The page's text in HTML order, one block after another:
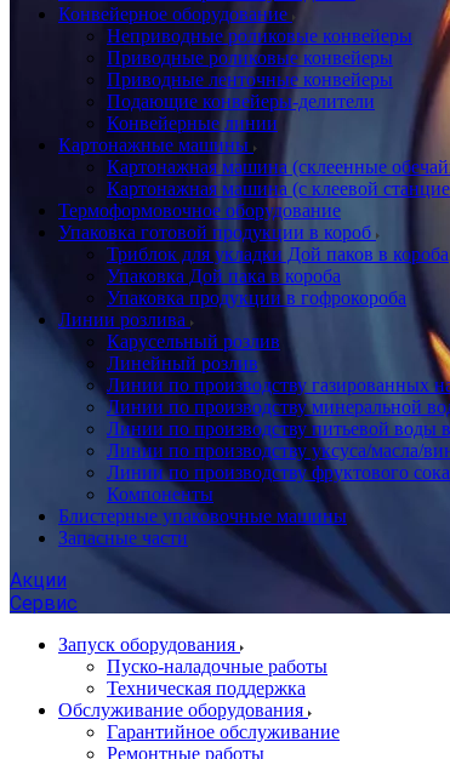
Конвейерное оборудование
Неприводные роликовые конвейеры
Приводные роликовые конвейеры
Приводные ленточные конвейеры
Подающие конвейеры-делители
Конвейерные линии
Картонажные машины
Картонажная машина (склеенные
Картонажная машина (с клеевой
Термоформовочное оборудование
Упаковка готовой продукции в короб
Триблок для укладки Дой паков в короба
Упаковка Дой пака в короба
Упаковка продукции в гофрокороба
Линии розлива
Карусельный розлив
Линейный розлив
Линии по производству газированных
Линии по производству минеральной
Линии по производству питьевой воды
Линии по производству уксуса/масла/
Линии по производству фруктового
Компоненты
Блистерные упаковочные машины
Запасные части
Акции
Сервис
Запуск оборудования
Пуско-наладочные работы
Техническая поддержка
Обслуживание оборудования
Гарантийное обслуживание
Ремонтные работы